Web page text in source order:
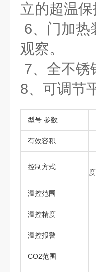
立的超温保
6、 门加热
观察。
7、 全不锈
8、可调节
型号 参数
有效容积
控制方式
温控范围
温控精度
温控报警
CO2范围